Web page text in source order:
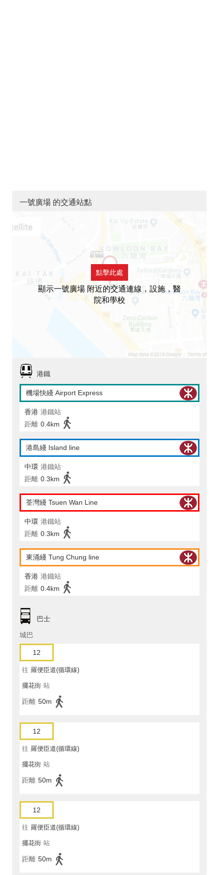
一號廣場 的交通站點
點擊此處
顯示一號廣場 附近的交通連線，設施，醫
院和學校
港鐵
機場快綫 Airport Express
香港 港鐵站
距離 0.4km
港島綫 Island line
中環 港鐵站
距離 0.3km
荃灣綫 Tsuen Wan Line
中環 港鐵站
距離 0.3km
東涌綫 Tung Chung line
香港 港鐵站
距離 0.4km
巴士
城巴
12
往 羅便臣道(循環線)
擺花街 站
距離 50m
12
往 羅便臣道(循環線)
擺花街 站
距離 50m
12
往 羅便臣道(循環線)
擺花街 站
距離 50m